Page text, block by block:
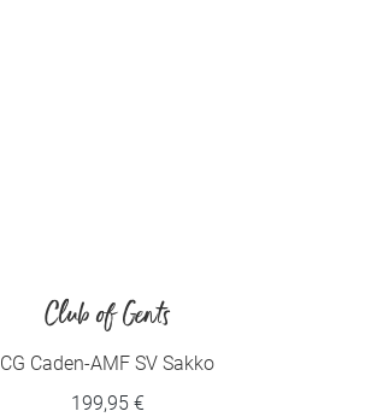
Club of Gents
CG Caden-AMF SV Sakko
199,95 €